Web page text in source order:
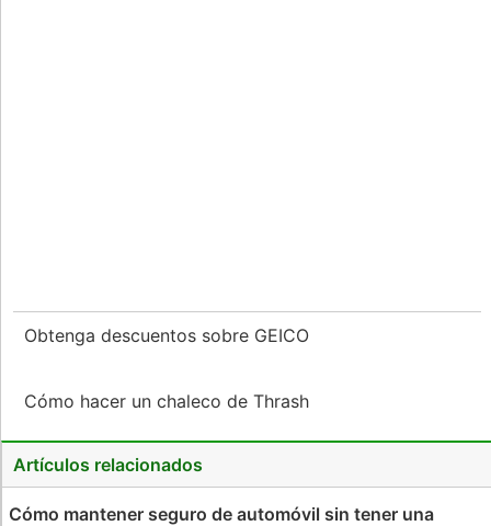
Obtenga descuentos sobre GEICO
Cómo hacer un chaleco de Thrash
Artículos relacionados
Cómo mantener seguro de automóvil sin tener una